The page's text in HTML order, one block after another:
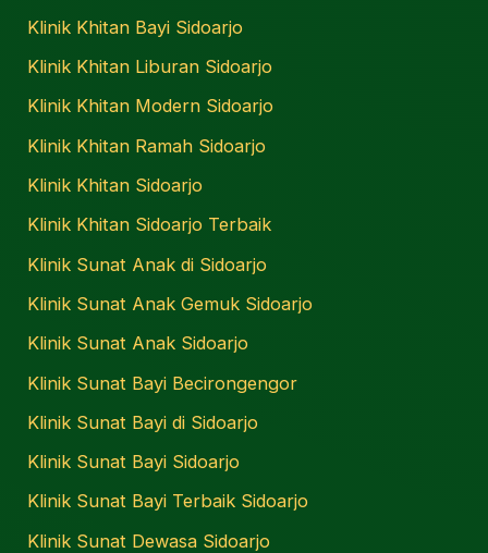
Klinik Khitan Bayi Sidoarjo
Klinik Khitan Liburan Sidoarjo
Klinik Khitan Modern Sidoarjo
Klinik Khitan Ramah Sidoarjo
Klinik Khitan Sidoarjo
Klinik Khitan Sidoarjo Terbaik
Klinik Sunat Anak di Sidoarjo
Klinik Sunat Anak Gemuk Sidoarjo
Klinik Sunat Anak Sidoarjo
Klinik Sunat Bayi Becirongengor
Klinik Sunat Bayi di Sidoarjo
Klinik Sunat Bayi Sidoarjo
Klinik Sunat Bayi Terbaik Sidoarjo
Klinik Sunat Dewasa Sidoarjo